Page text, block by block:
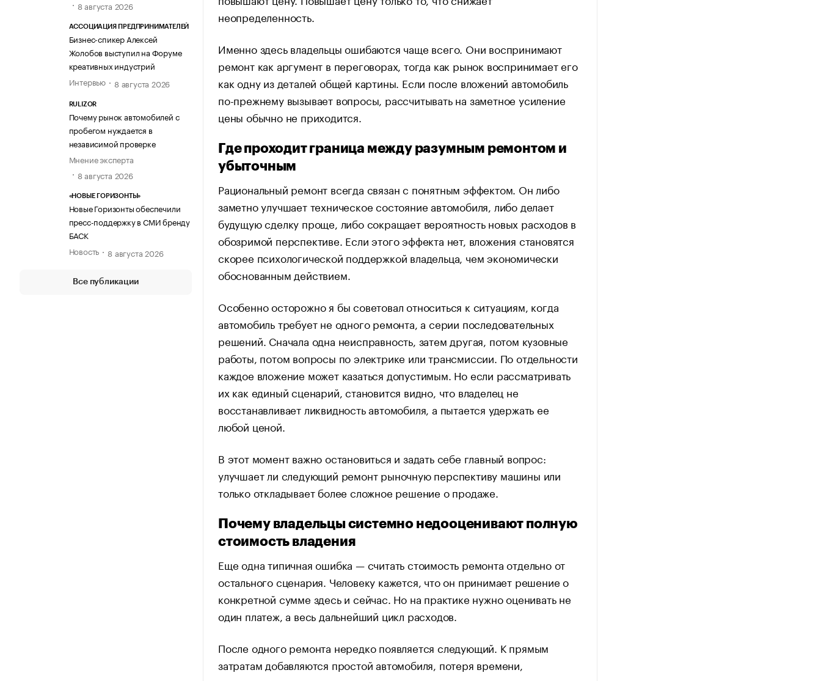
8 августа 2026
АССОЦИАЦИЯ ПРЕДПРИНИМАТЕЛЕЙ
Бизнес-спикер Алексей
Жолобов выступил на Форуме
креативных индустрий
Интервью
8 августа 2026
RULIZOR
Почему рынок автомобилей с
пробегом нуждается в
независимой проверке
Мнение эксперта
8 августа 2026
«НОВЫЕ ГОРИЗОНТЫ»
Новые Горизонты обеспечили
пресс-поддержку в СМИ бренду
БАСК
Новость
8 августа 2026
Все публикации
неопределенность.
Именно здесь владельцы ошибаются чаще всего. Они воспринимают
ремонт как аргумент в переговорах, тогда как рынок воспринимает его
как одну из деталей общей картины. Если после вложений автомобиль
по-прежнему вызывает вопросы, рассчитывать на заметное усиление
цены обычно не приходится.
Где проходит граница между разумным ремонтом и
убыточным
Рациональный ремонт всегда связан с понятным эффектом. Он либо
заметно улучшает техническое состояние автомобиля, либо делает
будущую сделку проще, либо сокращает вероятность новых расходов в
обозримой перспективе. Если этого эффекта нет, вложения становятся
скорее психологической поддержкой владельца, чем экономически
обоснованным действием.
Особенно осторожно я бы советовал относиться к ситуациям, когда
автомобиль требует не одного ремонта, а серии последовательных
решений. Сначала одна неисправность, затем другая, потом кузовные
работы, потом вопросы по электрике или трансмиссии. По отдельности
каждое вложение может казаться допустимым. Но если рассматривать
их как единый сценарий, становится видно, что владелец не
восстанавливает ликвидность автомобиля, а пытается удержать ее
любой ценой.
В этот момент важно остановиться и задать себе главный вопрос:
улучшает ли следующий ремонт рыночную перспективу машины или
только откладывает более сложное решение о продаже.
Почему владельцы системно недооценивают полную
стоимость владения
Еще одна типичная ошибка — считать стоимость ремонта отдельно от
остального сценария. Человеку кажется, что он принимает решение о
конкретной сумме здесь и сейчас. Но на практике нужно оценивать не
один платеж, а весь дальнейший цикл расходов.
После одного ремонта нередко появляется следующий. К прямым
затратам добавляются простой автомобиля, потеря времени,